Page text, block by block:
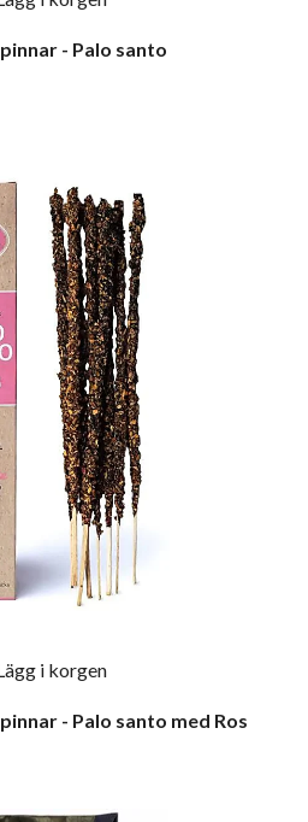
- Palo santo
i korgen
- Palo santo med Ros